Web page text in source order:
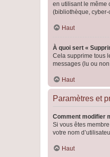
en utilisant le même
(bibliothèque, cyber-
Haut
À quoi sert «
Cela supprime tous
messages (lu ou
Haut
Paramètres et
Comment modifier
Si vous êtes
votre nom
Haut